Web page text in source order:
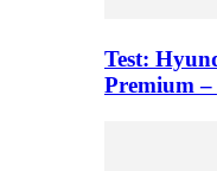
Test:
Premium